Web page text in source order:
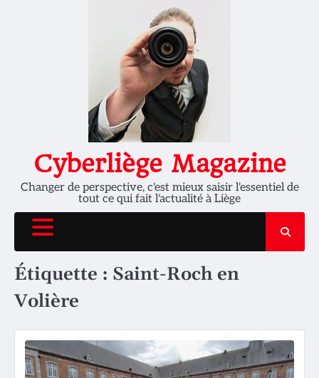
Cyberliège Magazine
Changer de perspective, c'est mieux saisir l'essentiel de
tout ce qui fait l'actualité à Liège
Étiquette : Saint-Roch en
Volière